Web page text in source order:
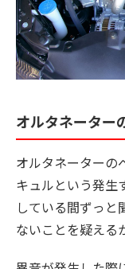
オルタネーター
オルタネーターの
キュルという発生
している間ずっと
ないことを疑える